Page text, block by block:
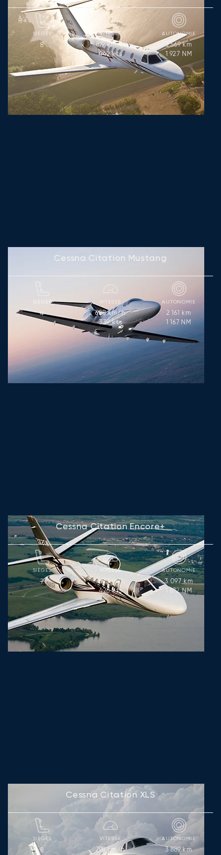
SIÈGES
8
VITESSE
819km/h
442kts
AUTONOMIE
3 569km
1 927 NM
Cessna Citation Mustang
SIÈGES
4
VITESSE
628km/h
339kts
AUTONOMIE
2 161 km
1 167 NM
Cessna Citation Encore+
SIÈGES
7
VITESSE
789km/h
426kts
AUTONOMIE
3 097 km
1 672NM
Cessna Citation XLS
SIÈGES
8
VITESSE
798km/h
AUTONOMIE
3 889 km